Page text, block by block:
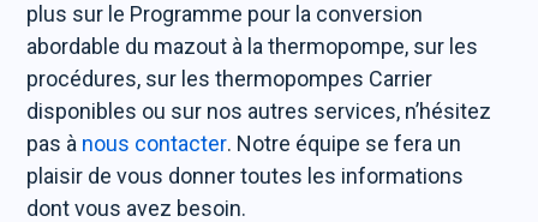
plus sur le Programme pour la conversion
abordable du mazout à la thermopompe, sur les
procédures, sur les thermopompes Carrier
disponibles ou sur nos autres services, n’hésitez
pas à nous contacter. Notre équipe se fera un
plaisir de vous donner toutes les informations
dont vous avez besoin.